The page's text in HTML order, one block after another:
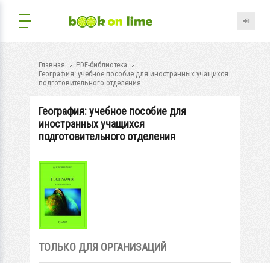
Главная
PDF-библиотека
География: учебное пособие для иностранных учащихся
подготовительного отделения
География: учебное пособие для
иностранных учащихся
подготовительного отделения
ТОЛЬКО ДЛЯ ОРГАНИЗАЦИЙ